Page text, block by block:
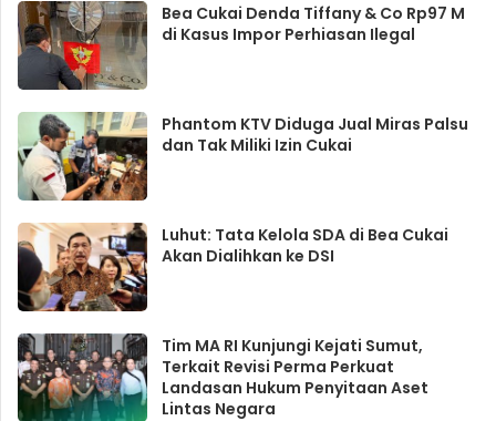
Bea Cukai Denda Tiffany & Co Rp97 M
di Kasus Impor Perhiasan Ilegal
Phantom KTV Diduga Jual Miras Palsu
dan Tak Miliki Izin Cukai
Luhut: Tata Kelola SDA di Bea Cukai
Akan Dialihkan ke DSI
Tim MA RI Kunjungi Kejati Sumut,
Terkait Revisi Perma Perkuat
Landasan Hukum Penyitaan Aset
Lintas Negara